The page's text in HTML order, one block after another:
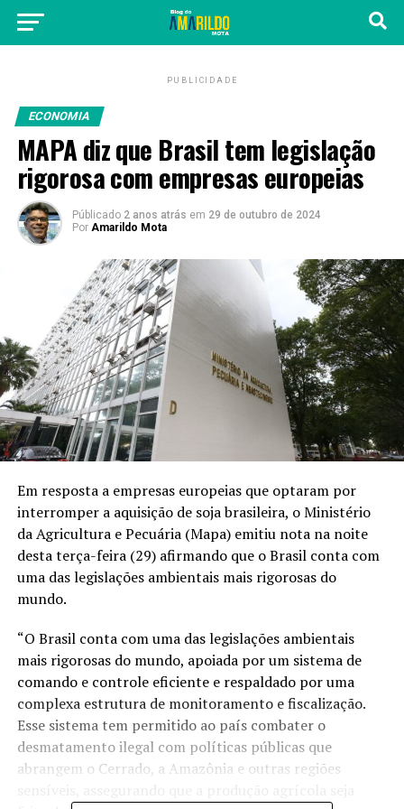
PUBLICIDADE
ECONOMIA
MAPA diz que Brasil tem legislação
rigorosa com empresas europeias
Públicado 2 anos atrás em 29 de outubro de 2024
Por Amarildo Mota
Em resposta a empresas europeias que optaram por
interromper a aquisição de soja brasileira, o Ministério
da Agricultura e Pecuária (Mapa) emitiu nota na noite
desta terça-feira (29) afirmando que o Brasil conta com
uma das legislações ambientais mais rigorosas do
mundo.
“O Brasil conta com uma das legislações ambientais
mais rigorosas do mundo, apoiada por um sistema de
comando e controle eficiente e respaldado por uma
complexa estrutura de monitoramento e fiscalização.
Esse sistema tem permitido ao país combater o
desmatamento ilegal com políticas públicas que
abrangem o Cerrado, a Amazônia e outras regiões